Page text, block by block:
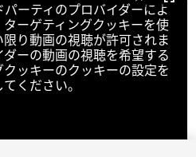
ーティのプロバイダーによ
ーゲティングクッキーを使
り動画の視聴が許可されま
ーの動画の視聴を希望する
ッキーのクッキーの設定を
ください。